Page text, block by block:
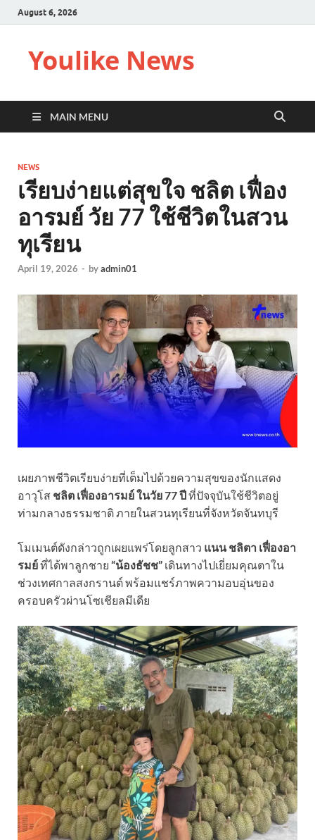
August 6, 2026
Youlike News
MAIN MENU
NEWS
เรียบง่ายแต่สุขใจ ชลิต เฟื่อง
อารมย์ วัย 77 ใช้ชีวิตในสวน
ทุเรียน
April 19, 2026 - byadmin01
เผยภาพชีวิตเรียบง่ายที่เต็มไปด้วยความสุขของนักแสดง
อาวุโส ชลิต เฟื่องอารมย์ ในวัย 77 ปีที่ปัจจุบันใช้ชีวิตอยู่
ท่ามกลางธรรมชาติ ภายในสวนทุเรียนที่จังหวัดจันทบุรี
โมเมนต์ดังกล่าวถูกเผยแพร่โดยลูกสาว แนน ชลิตา เฟื่องอา
รมย์ที่ได้พาลูกชาย “น้องธัชช” เดินทางไปเยี่ยมคุณตาใน
ช่วงเทศกาลสงกรานต์ พร้อมแชร์ภาพความอบอุ่นของ
ครอบครัวผ่านโซเชียลมีเดีย